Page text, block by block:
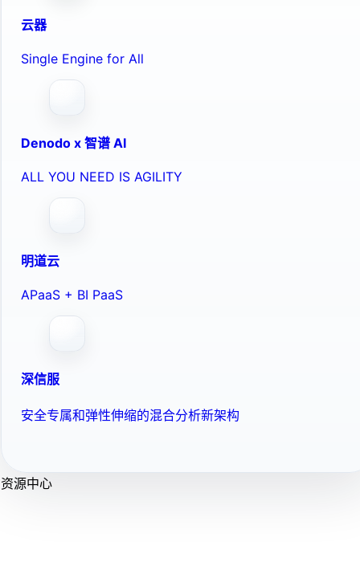
云器
Single Engine for All
Denodo x 智谱 AI
ALL YOU NEED IS AGILITY
明道云
APaaS + BI PaaS
深信服
安全专属和弹性伸缩的混合分析新架构
资源中心